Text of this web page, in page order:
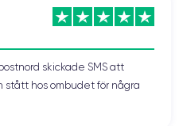
skickade SMS att
hos ombudet för några